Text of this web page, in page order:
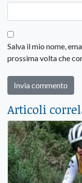
Salva il mio nome,
prossima volta che
Articoli